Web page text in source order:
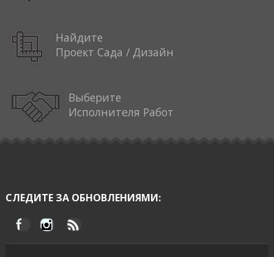
Найдите
Проект Сада / Дизайн
Выберите
Исполнителя Работ
СЛЕДИТЕ ЗА ОБНОВЛЕНИЯМИ: